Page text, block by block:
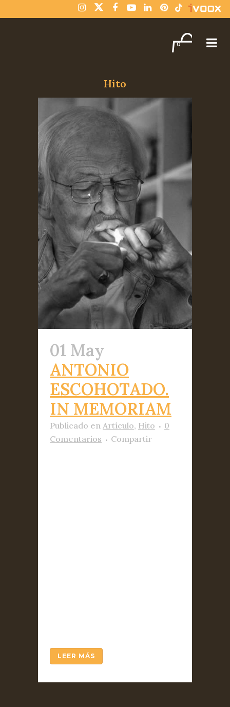
¡Compra varios libros y paga solo un envío! Descartar
0
Hito
01 May
ANTONIO
ESCOHOTADO.
IN MEMORIAM
Publicado en Artículo, Hito
0
Comentarios
Compartir
LEER MÁS